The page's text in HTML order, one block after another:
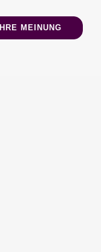
IHRE MEINUNG